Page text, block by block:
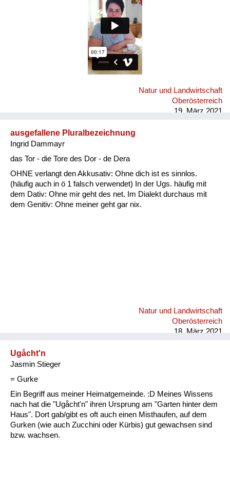
Natur und Landwirtschaft
Oberösterreich
19. März 2021
ausgefallene Pluralbezeichnung
Ingrid Dammayr
das Tor - die Tore des Dor - de Dera
OHNE verlangt den Akkusativ: Ohne dich ist es sinnlos.
(häufig auch in ö 1 falsch verwendet) In der Ugs. häufig mit
dem Dativ: Ohne mir geht des net. Im Dialekt durchaus mit
dem Genitiv: Ohne meiner geht gar nix.
Natur und Landwirtschaft
Oberösterreich
18. März 2021
Ugåcht'n
Jasmin Stieger
= Gurke
Ein Begriff aus meiner Heimatgemeinde. :D Meines Wissens
nach hat die "Ugåcht'n" ihren Ursprung am "Garten hinter dem
Haus". Dort gab/gibt es oft auch einen Misthaufen, auf dem
Gurken (wie auch Zucchini oder Kürbis) gut gewachsen sind
bzw. wachsen.